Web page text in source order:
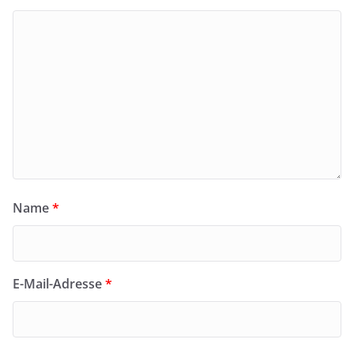
Name*
E-Mail-Adresse*